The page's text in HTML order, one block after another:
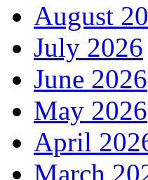
August
July 2026
June 2026
May 2026
April
March